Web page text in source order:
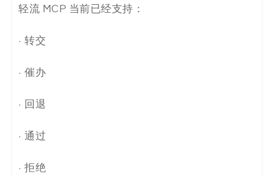
轻流 MCP 当前已经支持：
· 转交
· 催办
· 回退
· 通过
· 拒绝